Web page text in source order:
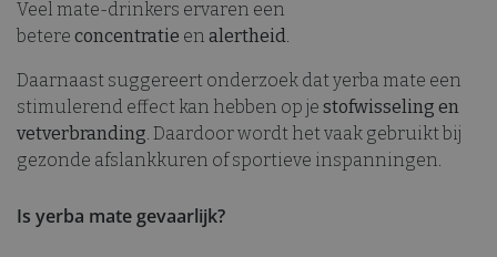
Veel mate-drinkers ervaren een
betere concentratie en alertheid.
Daarnaast suggereert onderzoek dat yerba mate een
stimulerend effect kan hebben op je stofwisseling en
vetverbranding. Daardoor wordt het vaak gebruikt bij
gezonde afslankkuren of sportieve inspanningen.
Is yerba mate gevaarlijk?